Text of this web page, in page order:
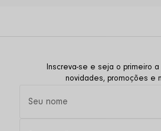
Inscreva-se e seja o primeiro
novidades, promoções e